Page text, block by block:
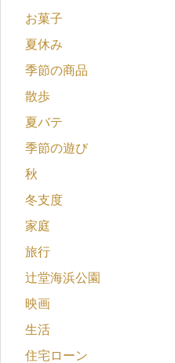
お菓子
夏休み
季節の商品
散歩
夏バテ
季節の遊び
秋
冬支度
家庭
旅行
辻堂海浜公園
映画
生活
住宅ローン